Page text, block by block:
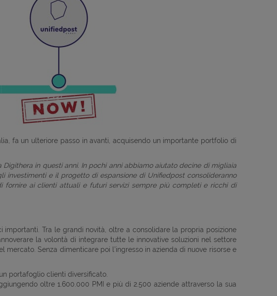
fa un ulteriore passo in avanti, acquisendo un importante portfolio di
in questi anni. In pochi anni abbiamo aiutato decine di migliaia
investimenti e il progetto di espansione di Unifiedpost consolideranno
fornire ai clienti attuali e futuri servizi sempre più completi e ricchi di
Tra le grandi novità, oltre a consolidare la propria posizione
la volontà di integrare tutte le innovative soluzioni nel settore
Senza dimenticare poi l’ingresso in azienda di nuove risorse e
portafoglio clienti diversificato.
oltre 1.600.000 PMI e più di 2.500 aziende attraverso la sua